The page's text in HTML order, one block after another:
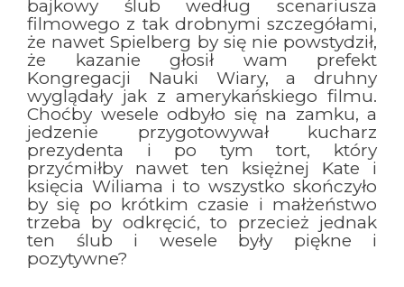
bajkowy ślub według scenariusza
filmowego z tak drobnymi szczegółami,
że nawet Spielberg by się nie powstydził,
że kazanie głosił wam prefekt
Kongregacji Nauki Wiary, a druhny
wyglądały jak z amerykańskiego filmu.
Choćby wesele odbyło się na zamku, a
jedzenie przygotowywał kucharz
prezydenta i po tym tort, który
przyćmiłby nawet ten księżnej Kate i
księcia Wiliama i to wszystko skończyło
by się po krótkim czasie i małżeństwo
trzeba by odkręcić, to przecież jednak
ten ślub i wesele były piękne i
pozytywne?